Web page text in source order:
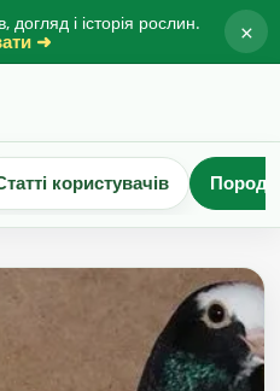
і історія рослин.
➜ ×
користувачів Породи